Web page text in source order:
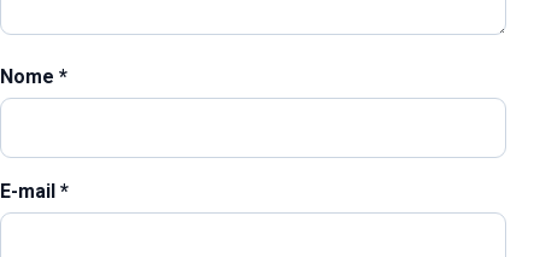
Nome *
E-mail *